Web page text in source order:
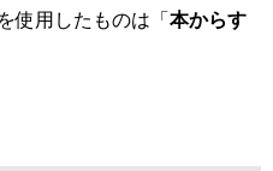
使用したものは「 本からす